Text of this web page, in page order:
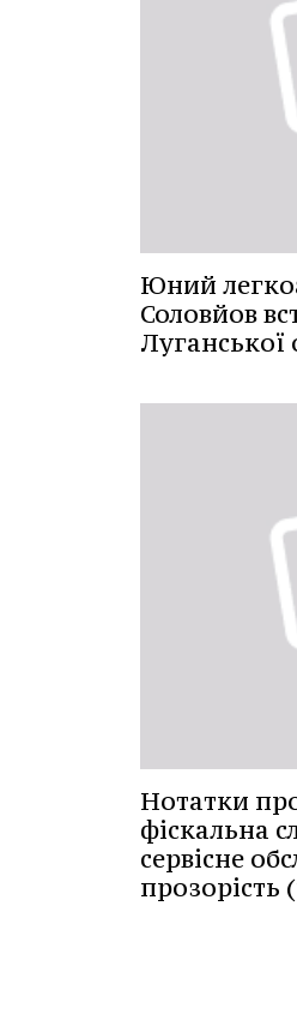
Юний
Соловйов
Луганської
Нотатки
фіскальна
сервісне
прозорість